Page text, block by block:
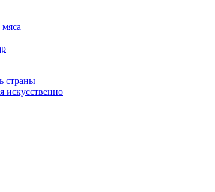
страны
искусственно